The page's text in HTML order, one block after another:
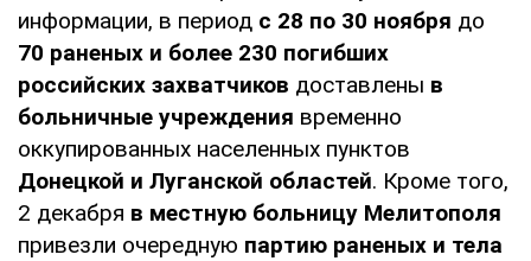
информации, в период с 28 по 30 ноября до
70 раненых и более 230 погибших
российских захватчиков доставлены в
больничные учреждения временно
оккупированных населенных пунктов
Донецкой и Луганской областей. Кроме того,
2 декабря в местную больницу Мелитополя
привезли очередную партию раненых и тела